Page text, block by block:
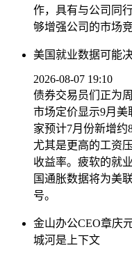
作，具有与公司同
够增强公司的市场
美国就业数据可能
2026-08-07 19:10
债券交易员们正为
市场定价显示9月美
家预计7月份新增约
尤其是更高的工资
收益率。疲软的就
国通胀数据将为美
号。
金山办公CEO章庆
城河是上下文